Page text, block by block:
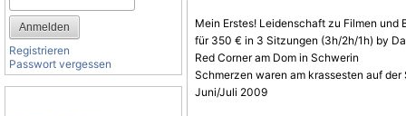
Registrieren
Passwort vergessen
Mein Erstes! Leidenschaft zu Filmen und
für 350 € in 3 Sitzungen (3h/2h/1h) by
Red Corner am Dom in Schwerin
Schmerzen waren am krassesten auf
Juni/Juli 2009